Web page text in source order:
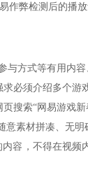
作弊检测后的播放
方式等有用内容
必须介绍多个游
搜索“网易游戏新
素材拼凑、无明
容，不得在视频